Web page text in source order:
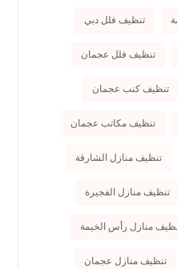
تنظيف فلل دبي
تنظيف فلل عجمان
تنظيف كنب عجمان
تنظيف مكاتب عجمان
تنظيف منازل الشارقة
تنظيف منازل الفجيرة
منازل رأس الخيمة
تنظيف منازل عجمان